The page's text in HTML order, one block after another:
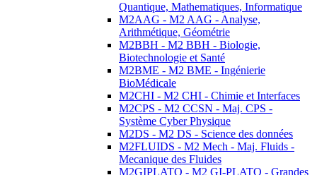
Quantique, Mathematiques, Informatique
M2AAG - M2 AAG - Analyse,
Arithmétique, Géométrie
M2BBH - M2 BBH - Biologie,
Biotechnologie et Santé
M2BME - M2 BME - Ingénierie
BioMédicale
M2CHI - M2 CHI - Chimie et Interfaces
M2CPS - M2 CCSN - Maj. CPS -
Système Cyber Physique
M2DS - M2 DS - Science des données
M2FLUIDS - M2 Mech - Maj. Fluids -
Mecanique des Fluides
M2GIPLATO - M2 GI-PLATO - Grandes